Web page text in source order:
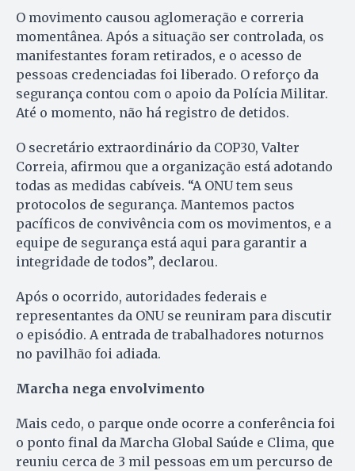
O movimento causou aglomeração e correria
momentânea. Após a situação ser controlada, os
manifestantes foram retirados, e o acesso de
pessoas credenciadas foi liberado. O reforço da
segurança contou com o apoio da Polícia Militar.
Até o momento, não há registro de detidos.
O secretário extraordinário da COP30, Valter
Correia, afirmou que a organização está adotando
todas as medidas cabíveis. “A ONU tem seus
protocolos de segurança. Mantemos pactos
pacíficos de convivência com os movimentos, e a
equipe de segurança está aqui para garantir a
integridade de todos”, declarou.
Após o ocorrido, autoridades federais e
representantes da ONU se reuniram para discutir
o episódio. A entrada de trabalhadores noturnos
no pavilhão foi adiada.
Marcha nega envolvimento
Mais cedo, o parque onde ocorre a conferência foi
o ponto final da Marcha Global Saúde e Clima, que
reuniu cerca de 3 mil pessoas em um percurso de